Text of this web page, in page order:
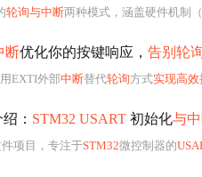
轮询与中断两种模式，涵盖硬件机制（
断优化你的按键响应， 告别轮
EXTI外部中断替代轮询方式实现高效
： STM32 USART 初始化与
项目，专注于STM32微控制器的